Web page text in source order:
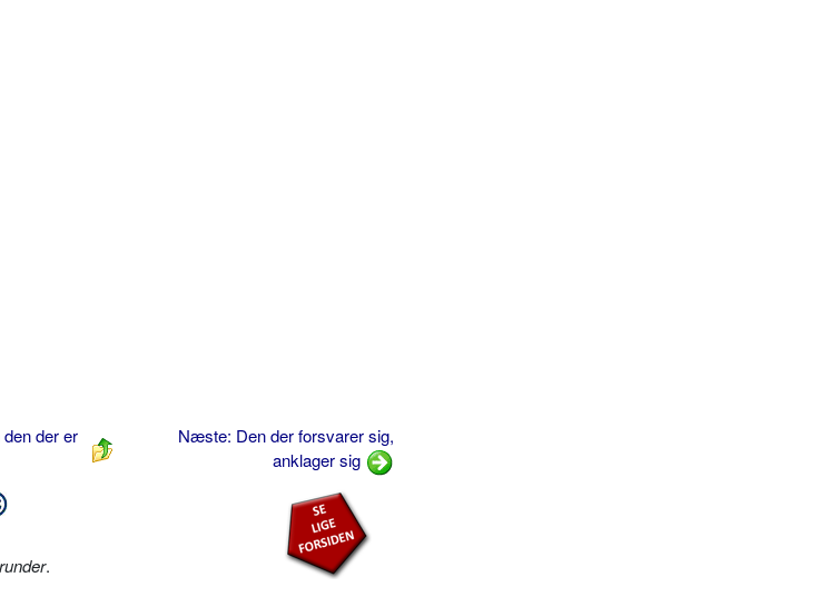
der er
Næste: Den der forsvarer sig,
anklager sig
.